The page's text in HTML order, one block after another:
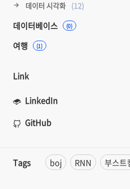
데이터 시각화 (12)
데이터베이스 (0)
여행 (1)
Link
LinkedIn
GitHub
Tags boj RNN 부스트